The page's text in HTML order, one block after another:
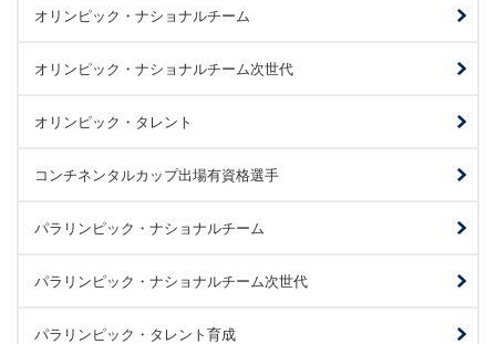
オリンピック・ナショナルチーム
オリンピック・ナショナルチーム次世代
オリンピック・タレント
コンチネンタルカップ出場有資格選手
パラリンピック・ナショナルチーム
パラリンピック・ナショナルチーム次世代
パラリンピック・タレント育成